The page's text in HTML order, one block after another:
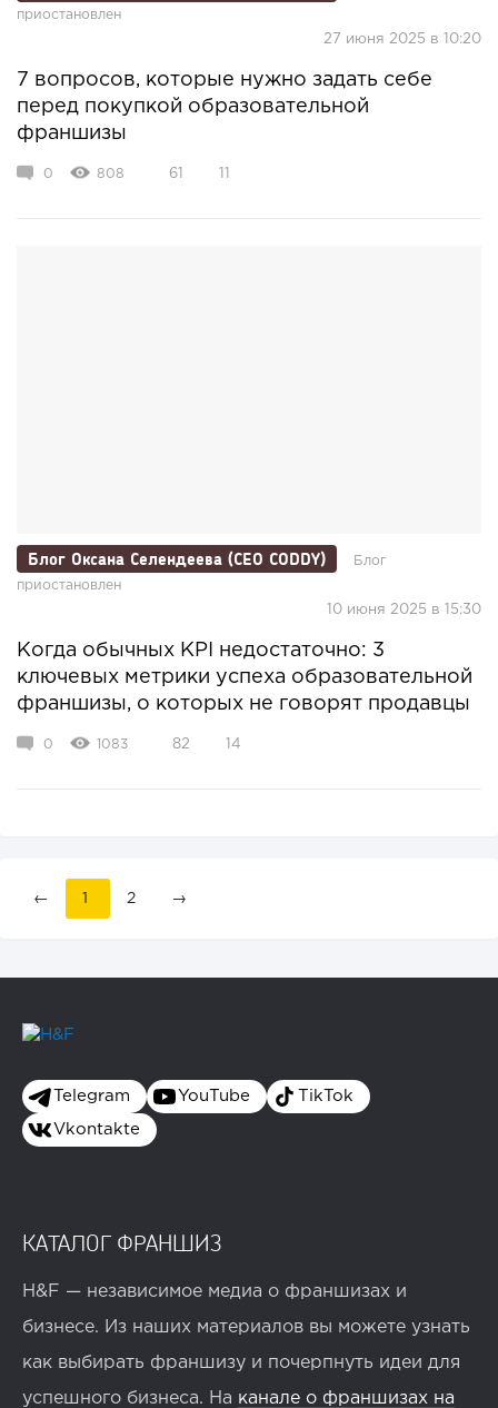
приостановлен
27 июня 2025 в 10:20
7 вопросов, которые нужно задать себе
перед покупкой образовательной
франшизы
0 808 61
Блог Оксана Селендеева (CEO CODDY)
Блог
приостановлен
10 июня 2025 в 15:30
Когда обычных KPI недостаточно: 3
ключевых метрики успеха образовательной
франшизы, о которых не говорят продавцы
0 1083 82 14
← 1 2 →
Telegram YouTube TikTok
Vkontakte
КАТАЛОГ ФРАНШИЗ
H&F — независимое медиа о франшизах и
бизнесе. Из наших материалов вы можете узнать
как выбирать франшизу и почерпнуть идеи для
успешного бизнеса. На канале о франшизах на